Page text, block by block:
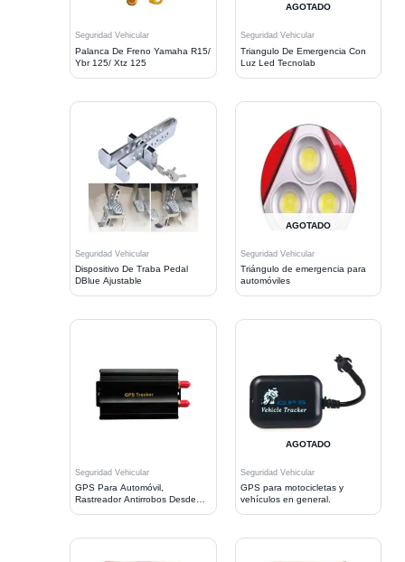
Seguridad Vehicular
Palanca De Freno Yamaha R15/
Ybr 125/ Xtz 125
AGOTADO
Seguridad Vehicular
Triangulo De Emergencia Con
Luz Led Tecnolab
Seguridad Vehicular
Dispositivo De Traba Pedal
DBlue Ajustable
AGOTADO
Seguridad Vehicular
Triángulo de emergencia para
automóviles
Seguridad Vehicular
GPS Para Automóvil,
Rastreador Antirrobos Desde
AGOTADO
Seguridad Vehicular
GPS para motocicletas y
vehículos en general.